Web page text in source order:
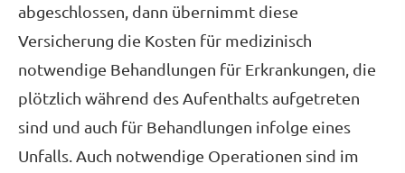
abgeschlossen, dann übernimmt diese
Versicherung die Kosten für medizinisch
notwendige Behandlungen für Erkrankungen, die
plötzlich während des Aufenthalts aufgetreten
sind und auch für Behandlungen infolge eines
Unfalls. Auch notwendige Operationen sind im